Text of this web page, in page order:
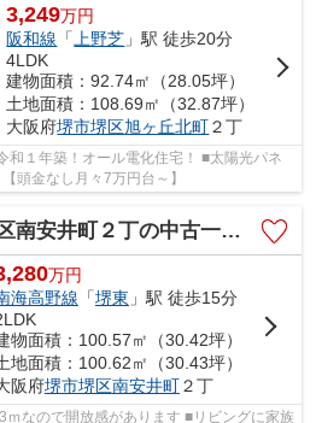
3,249万円
阪和線 「 上野芝 」駅 徒歩20分
4LDK
建物面積：92.74㎡（28.05坪）
土地面積：108.69㎡（32.87坪）
大阪府堺市堺区旭ヶ丘北町２丁
和１年築！オール電化住宅！ ■太陽光パネ
頭金なし月々7万円台～】
南安井町２丁の中古一戸建
万円
海高野線 「堺東 」駅 徒歩15分
物面積：100.57㎡（30.42坪）
地面積：100.62㎡（30.43坪）
阪府堺市堺区南安井町２丁
ｍなので開放感があります ■リビングに家族